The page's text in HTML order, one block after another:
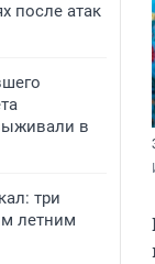
после атак
в
три
летним